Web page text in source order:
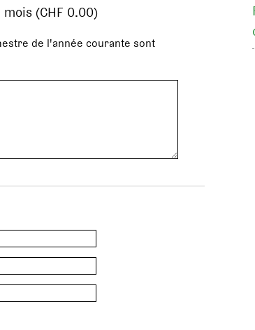
(CHF 0.00)
de l'année courante sont